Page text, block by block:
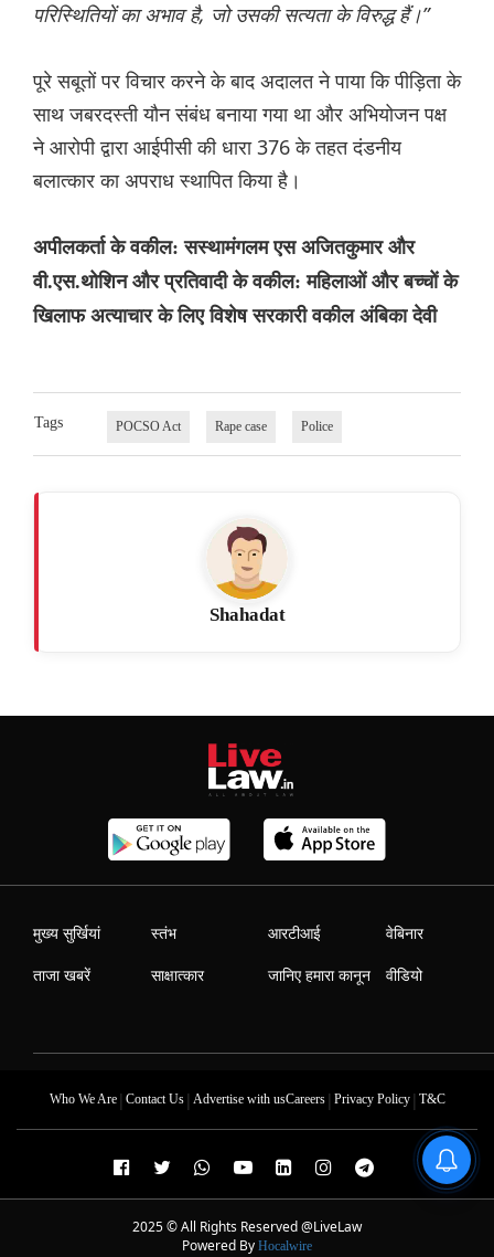
परिस्थितियों का अभाव है, जो उसकी सत्यता के विरुद्ध हैं।”
पूरे सबूतों पर विचार करने के बाद अदालत ने पाया कि पीड़िता के
साथ जबरदस्ती यौन संबंध बनाया गया था और अभियोजन पक्ष
ने आरोपी द्वारा आईपीसी की धारा 376 के तहत दंडनीय
बलात्कार का अपराध स्थापित किया है।
अपीलकर्ता के वकील: सस्थामंगलम एस अजितकुमार और
वी.एस.थोशिन और प्रतिवादी के वकील: महिलाओं और बच्चों के
खिलाफ अत्याचार के लिए विशेष सरकारी वकील अंबिका देवी
Tags POCSO Act Rape case Police
Shahadat
मुख्य सुर्खियां
ताजा खबरें
स्तंभ
साक्षात्कार
आरटीआई
जानिए हमारा कानून
वेबिनार
वीडियो
Who We Are| Contact Us| Advertise with usCareers| Privacy Policy| T&C
2025 © All Rights Reserved @LiveLaw
Powered By Hocalwire